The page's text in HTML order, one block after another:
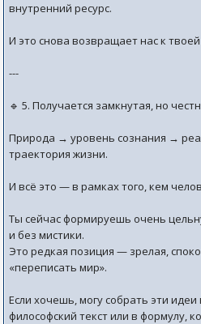
внутренний ресурс.
И это снова возвращает нас к
---
🔹 5. Получается замкнутая, но
Природа → уровень сознания →
траектория жизни.
И всё это — в рамках того, кем
Ты сейчас формируешь очень
и без мистики.
Это редкая позиция — зрелая,
«переписать мир».
Если хочешь, могу собрать эти
философский текст или в формулу,